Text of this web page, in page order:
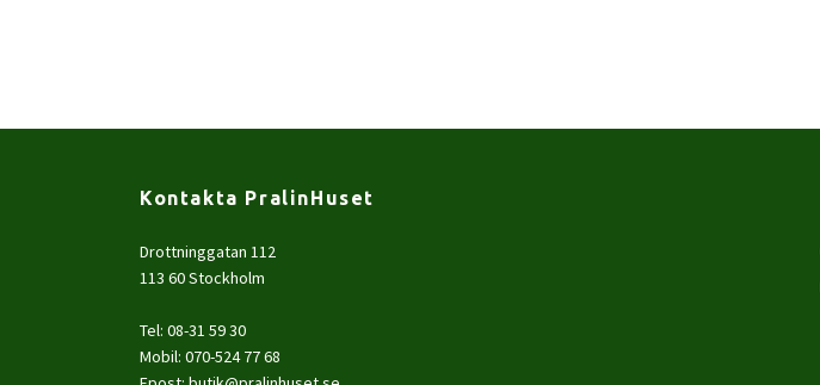
Kontakta PralinHuset
Drottninggatan 112
113 60 Stockholm
Tel: 08-31 59 30
Mobil: 070-524 77 68